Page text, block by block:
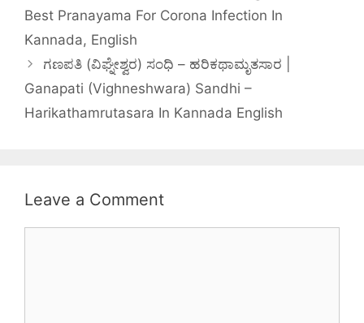
Best Pranayama For Corona Infection In
Kannada, English
ಗಣಪತಿ (ವಿಘ್ನೇಶ್ವರ) ಸಂಧಿ – ಹರಿಕಥಾಮೃತಸಾರ |
Ganapati (Vighneshwara) Sandhi –
Harikathamrutasara In Kannada English
Leave a Comment